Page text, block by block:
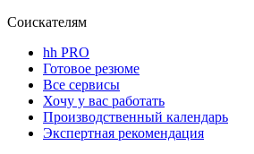
Соискателям
hh PRO
Готовое резюме
Все сервисы
Хочу у вас работать
Производственный календарь
Экспертная рекомендация